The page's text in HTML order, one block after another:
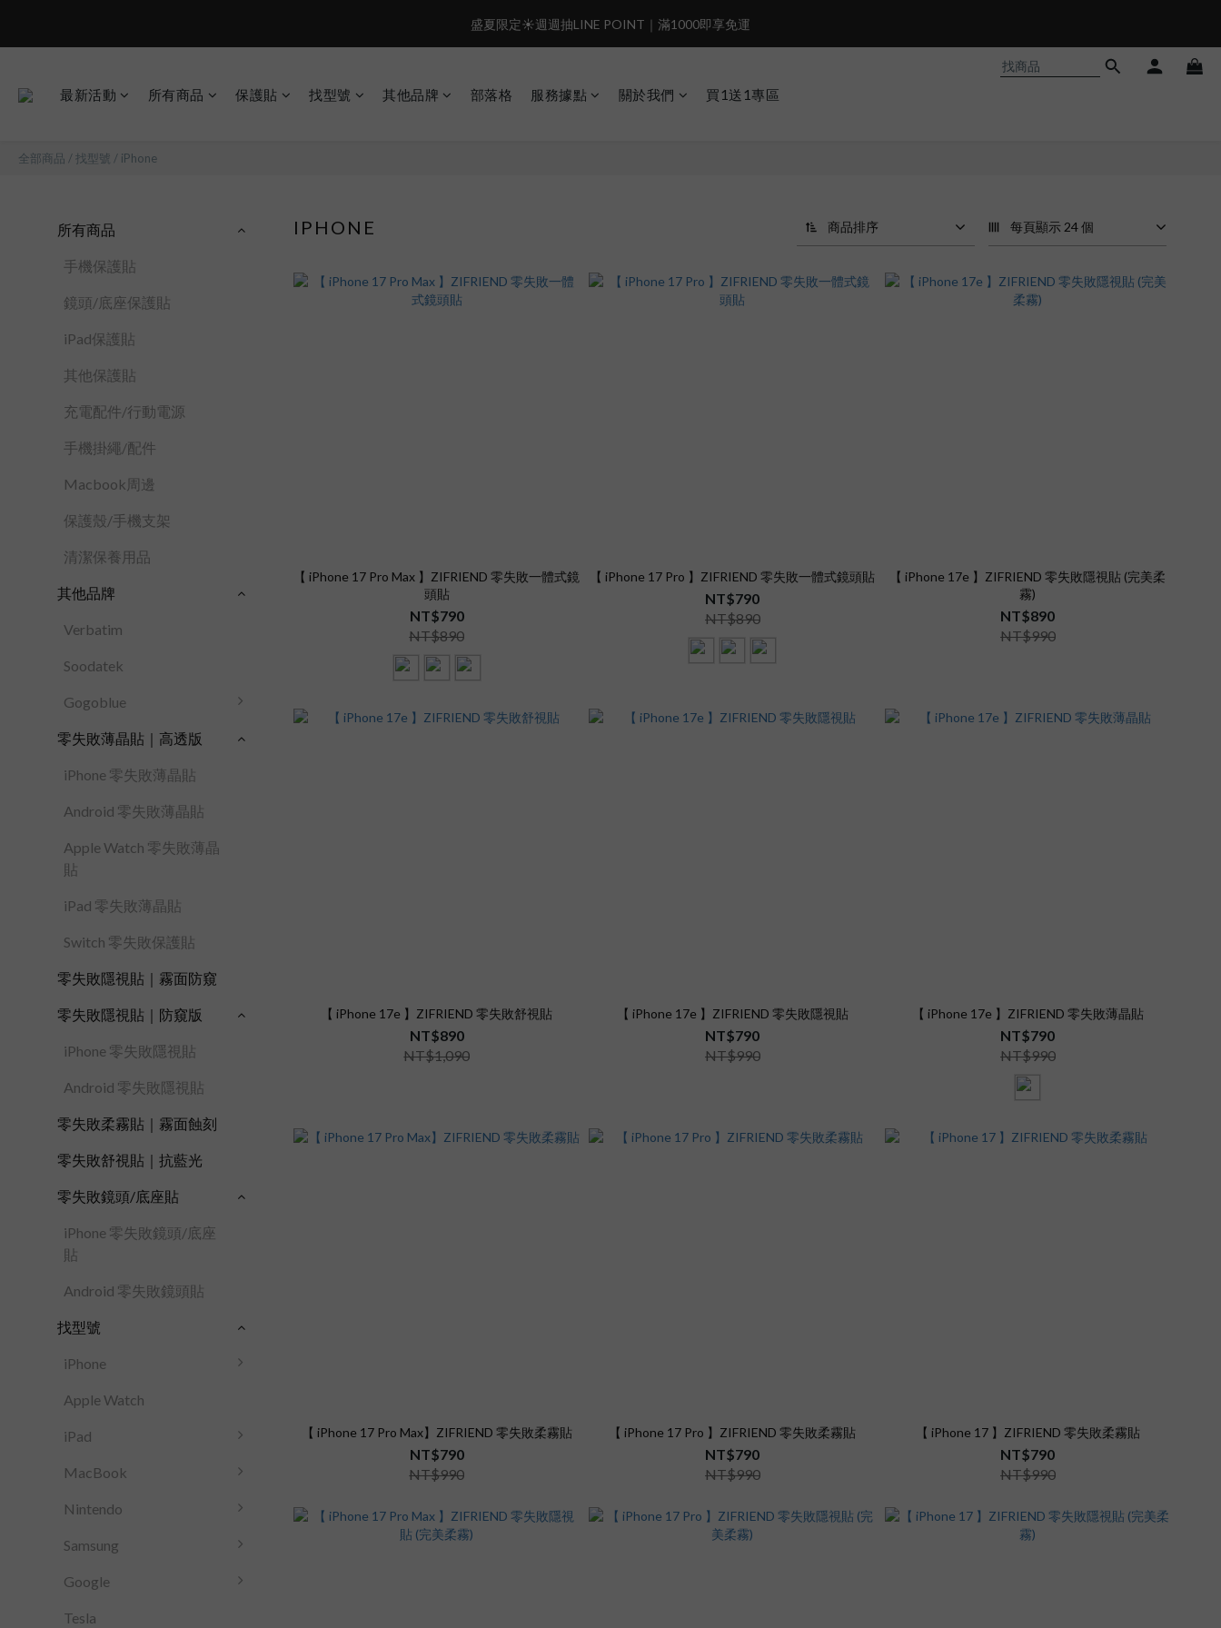
盛夏限定☀️週週抽LINE POINT｜滿1000即享免運
盛夏限定☀️週週抽LINE POINT｜滿1000即享免運
3
2
4
3
3
2
0
8
6
5
6
5
7
6
4
3
6
5
3
3
1
0
最新活動 所有商品 保護貼 找型號 其他品牌 部落格 服務據點 關於我們 買1送1專區
全部商品 /找型號 / iPhone
所有商品
手機保護貼
鏡頭/底座保護貼
iPad保護貼
其他保護貼
充電配件/行動電源
手機掛繩/配件
Macbook周邊
保護殼/手機支架
清潔保養用品
其他品牌
Verbatim
Soodatek
Gogoblue
零失敗薄晶貼｜高透版
iPhone 零失敗薄晶貼
Android 零失敗薄晶貼
Apple Watch 零失敗薄晶
貼
iPad 零失敗薄晶貼
Switch 零失敗保護貼
零失敗隱視貼｜霧面防窺
零失敗隱視貼｜防窺版
iPhone 零失敗隱視貼
Android 零失敗隱視貼
零失敗柔霧貼｜霧面蝕刻
零失敗舒視貼｜抗藍光
零失敗鏡頭/底座貼
iPhone 零失敗鏡頭/底座
貼
Android 零失敗鏡頭貼
找型號
iPhone
Apple Watch
iPad
MacBook
Nintendo
Samsung
Google
Tesla
IPHONE 商品排序 每頁顯示 24 個
【 iPhone 17 Pro Max 】ZIFRIEND 零失敗一體式鏡
頭貼
NT$790
NT$890
【 iPhone 17 Pro 】ZIFRIEND 零失敗一體式鏡頭貼
NT$790
NT$890
【 iPhone 17e 】ZIFRIEND 零失敗隱視貼 (完美柔
霧)
NT$890
NT$990
【 iPhone 17e 】ZIFRIEND 零失敗舒視貼
NT$890
NT$1,090
【 iPhone 17e 】ZIFRIEND 零失敗隱視貼
NT$790
NT$990
【 iPhone 17e 】ZIFRIEND 零失敗薄晶貼
NT$790
NT$990
【 iPhone 17 Pro Max】ZIFRIEND 零失敗柔霧貼
NT$790
NT$990
【 iPhone 17 Pro 】ZIFRIEND 零失敗柔霧貼
NT$790
NT$990
【 iPhone 17 】ZIFRIEND 零失敗柔霧貼
NT$790
NT$990